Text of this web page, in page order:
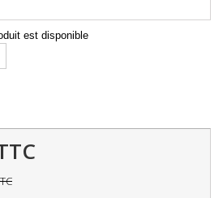
est disponible